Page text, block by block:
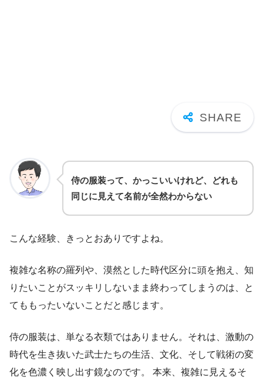
侍の服装って、かっこいいけれど、どれも
同じに見えて名前が全然わからない
こんな経験、きっとおありですよね。
複雑な名称の羅列や、漠然とした時代区分に頭を抱え、知
りたいことがスッキリしないまま終わってしまうのは、と
てももったいないことだと感じます。
侍の服装は、単なる衣類ではありません。それは、激動の
時代を生き抜いた武士たちの生活、文化、そして戦術の変
化を色濃く映し出す鏡なのです。 本来、複雑に見えるそ